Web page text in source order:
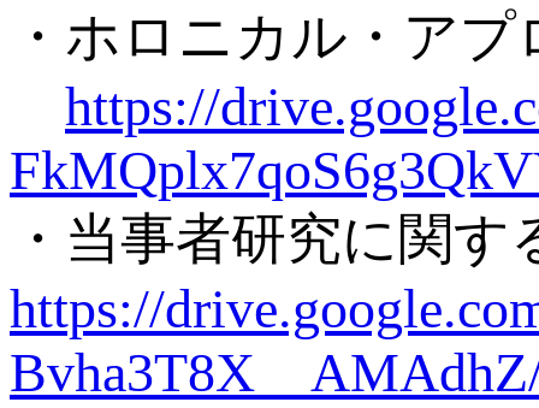
・ホロニカル・ア
https://
・当事者研究に関
https://